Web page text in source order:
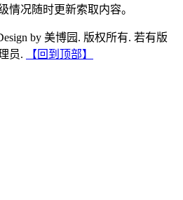
情况随时更新索取内容。
by 美博园. 版权所有. 若有版
员.
【回到顶部】